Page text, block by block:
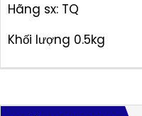
Hãng sx: TQ
Khối lượng 0.5kg